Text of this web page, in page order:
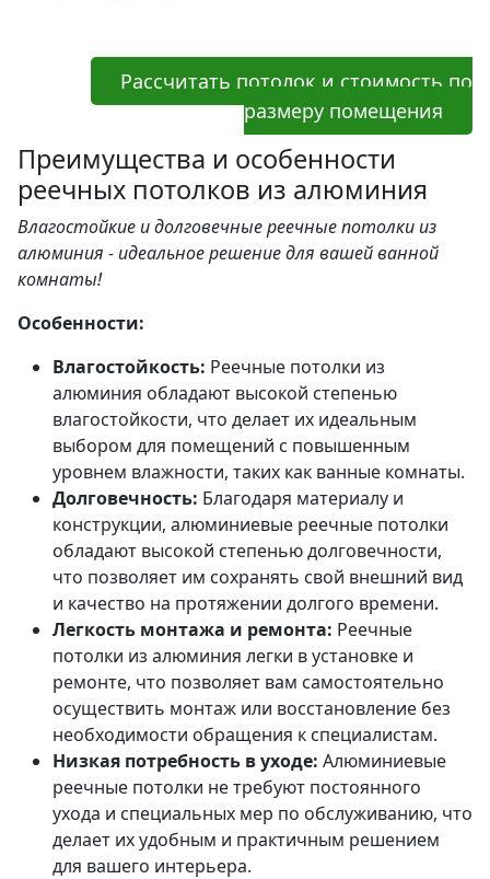
Рассчитать потолок и стоимость по
размеру помещения
Преимущества и особенности
реечных потолков из алюминия
Влагостойкие и долговечные реечные потолки из
алюминия - идеальное решение для вашей ванной
комнаты!
Особенности:
Влагостойкость: Реечные потолки из
алюминия обладают высокой степенью
влагостойкости, что делает их идеальным
выбором для помещений с повышенным
уровнем влажности, таких как ванные комнаты.
Долговечность: Благодаря материалу и
конструкции, алюминиевые реечные потолки
обладают высокой степенью долговечности,
что позволяет им сохранять свой внешний вид
и качество на протяжении долгого времени.
Легкость монтажа и ремонта: Реечные
потолки из алюминия легки в установке и
ремонте, что позволяет вам самостоятельно
осуществить монтаж или восстановление без
необходимости обращения к специалистам.
Низкая потребность в уходе: Алюминиевые
реечные потолки не требуют постоянного
ухода и специальных мер по обслуживанию, что
делает их удобным и практичным решением
для вашего интерьера.